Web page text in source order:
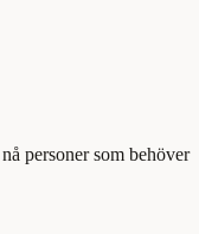
personer som behöver